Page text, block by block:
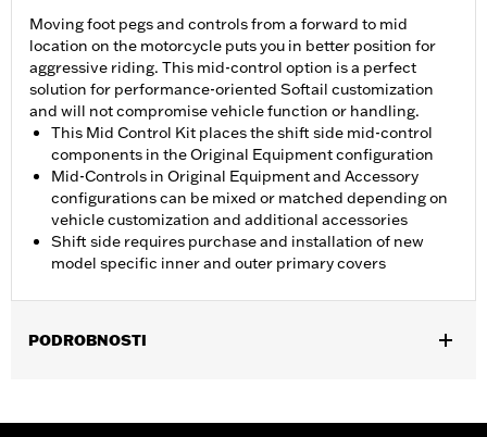
Moving foot pegs and controls from a forward to mid
location on the motorcycle puts you in better position for
aggressive riding. This mid-control option is a perfect
solution for performance-oriented Softail customization
and will not compromise vehicle function or handling.
This Mid Control Kit places the shift side mid-control
components in the Original Equipment configuration
Mid-Controls in Original Equipment and Accessory
configurations can be mixed or matched depending on
vehicle customization and additional accessories
Shift side requires purchase and installation of new
model specific inner and outer primary covers
PODROBNOSTI